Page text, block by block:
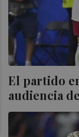
El partido
audiencia